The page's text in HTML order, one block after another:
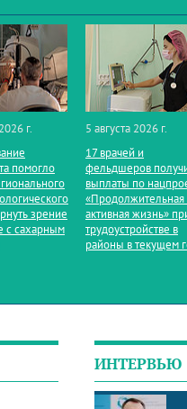
г.
помогло
зрение
с сахарным
5 августа 2026 г.
17 врачей и
фельдшеров
выплаты по
«Продолжительная
активная жизнь»
трудоустройстве в
районы в текущем
ИНТЕРВЬЮ